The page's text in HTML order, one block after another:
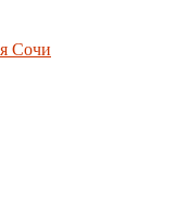
Сочи